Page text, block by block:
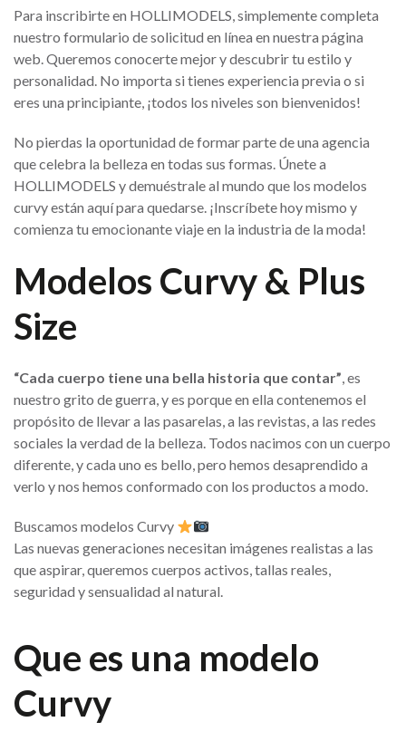
Para inscribirte en HOLLIMODELS, simplemente completa
nuestro formulario de solicitud en línea en nuestra página
web. Queremos conocerte mejor y descubrir tu estilo y
personalidad. No importa si tienes experiencia previa o si
eres una principiante, ¡todos los niveles son bienvenidos!
No pierdas la oportunidad de formar parte de una agencia
que celebra la belleza en todas sus formas. Únete a
HOLLIMODELS y demuéstrale al mundo que los modelos
curvy están aquí para quedarse. ¡Inscríbete hoy mismo y
comienza tu emocionante viaje en la industria de la moda!
Modelos Curvy & Plus
Size
“Cada cuerpo tiene una bella historia que contar”, es
nuestro grito de guerra, y es porque en ella contenemos el
propósito de llevar a las pasarelas, a las revistas, a las redes
sociales la verdad de la belleza. Todos nacimos con un cuerpo
diferente, y cada uno es bello, pero hemos desaprendido a
verlo y nos hemos conformado con los productos a modo.
Buscamos modelos Curvy
Las nuevas generaciones necesitan imágenes realistas a las
que aspirar, queremos cuerpos activos, tallas reales,
seguridad y sensualidad al natural.
Que es una modelo
Curvy